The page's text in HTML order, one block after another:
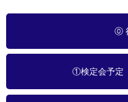
⓪
①検定会予定